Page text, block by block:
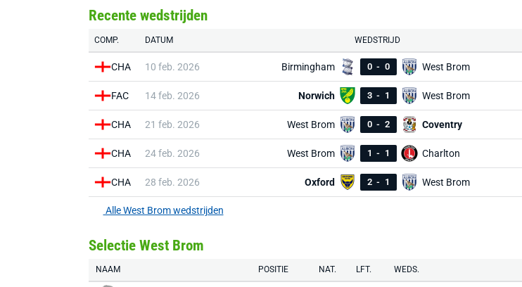
Recente wedstrijden
COMP. DATUM WEDSTRIJD
CHA 10 feb. 2026 Birmingham 0 - 0 West Brom
FAC 14 feb. 2026 Norwich 3 - 1 West Brom
CHA 21 feb. 2026 West Brom 0 - 2 Coventry
CHA 24 feb. 2026 West Brom 1 - 1 Charlton
CHA 28 feb. 2026 Oxford 2 - 1 West Brom
Alle West Brom wedstrijden
Selectie West Brom
NAAM POSITIE NAT. LFT. WEDS.